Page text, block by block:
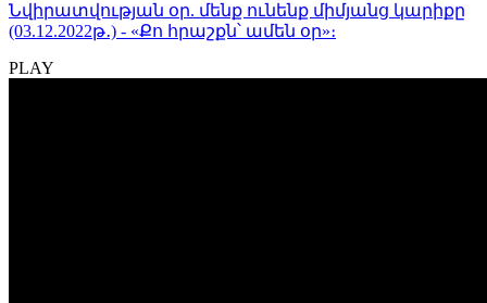
Նվիրատվության օր. մենք ունենք միմյանց կարիքը
(03.12.2022թ․) - «Քո հրաշքն՝ ամեն օր»։
PLAY